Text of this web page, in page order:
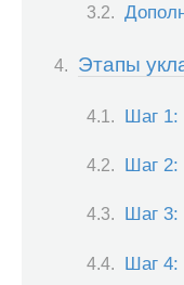
Этапы
Шаг 1:
Шаг 2:
Шаг 3:
Шаг 4: